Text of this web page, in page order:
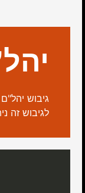
גיבוש יהל"ם הינו גיבוש בן 3 ימים המתקיים שלוש
לגיבוש זה